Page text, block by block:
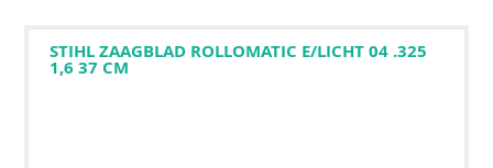
STIHL ZAAGBLAD ROLLOMATIC E/LICHT 04 .325
1,6 37 CM